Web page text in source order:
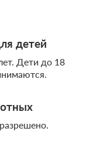
детей
Дети до 18